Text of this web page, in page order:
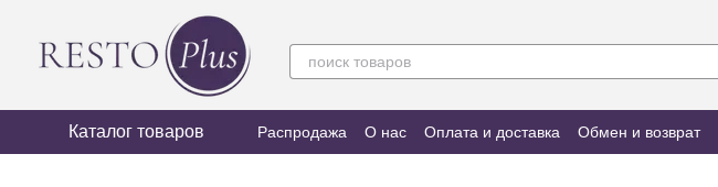
Перейти к основному контенту
Каталог товаров Распродажа О нас Оплата и доставка Обмен и возврат